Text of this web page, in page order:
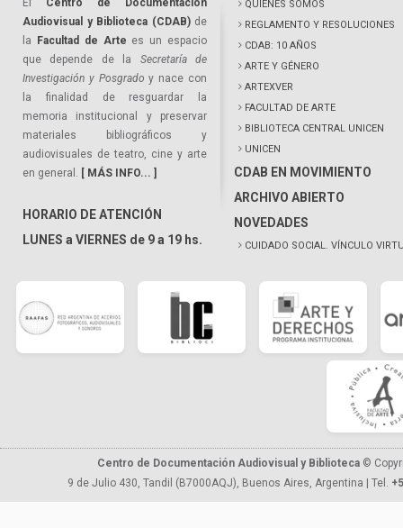
El Centro de Documentación
Audiovisual y Biblioteca (CDAB)de
la
Facultad de Arte es un espacio
que depende de la Secretaría de
Investigación y Posgrado y nace con
la finalidad de resguardar la
memoria institucional y preservar
materiales bibliográficos y
audiovisuales de teatro, cine y arte
en general. [ MÁS INFO... ]
HORARIO DE ATENCIÓN
LUNES a VIERNES de 9 a 19 hs.
QUIENES SOMOS
REGLAMENTO Y RESOLUCIONES
CDAB: 10 AÑOS
ARTE Y GÉNERO
ARTEXVER
FACULTAD DE ARTE
BIBLIOTECA CENTRAL UNICEN
UNICEN
CDAB EN MOVIMIENTO
ARCHIVO ABIERTO
NOVEDADES
CUIDADO SOCIAL. VÍNCULO
Centro de Documentación Audiovisual y Biblioteca ©
9 de Julio 430, Tandil (B7000AQJ), Buenos Aires, Argentina | Tel.